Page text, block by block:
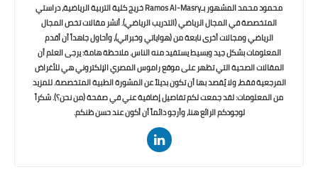
محمود محمد المشهور بـRamos Al-Masry خريج كلية التربية الرياضية، دراستي
المتخصصة في المجال الرياضي (التدريب الرياضي). أنشر مقالات تخص المجال
الرياضي ومجالات أخرى نابعة من (هواياتي وخبراتي)، وأحاول جاهداً أن أقدم
المعلومات بشكل جيد وبسيط يستفيد منه الناس. ملاحظة هامة: يرجى العلم أن
المقالات الصحية التي تظهر على موقع راموس المصري الإلكتروني هي للأغراض
المرجعية فقط، ولا يُقصد بها أن تكون بديلاً عن المشورة الطبية المتخصصة. للمزيد
من المعلومات: لقد جمعت لكم تفاصيل إضافية عني في صفحة (من نحن؟). شكراً
لوجودكم الرائع هنا، وأرجو دائماً أن أكون عند حسن ظنكم.